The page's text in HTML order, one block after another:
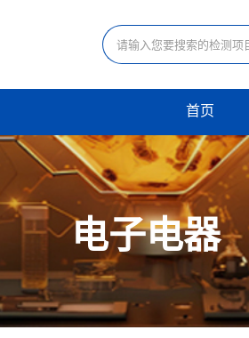
首页
电子电器